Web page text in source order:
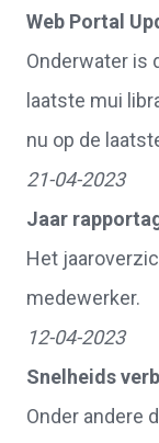
Web Portal
Onderwater is
laatste mui
nu op de
21-04-2023
Jaar
Het
medewerker.
12-04-2023
Snelheids
Onder andere